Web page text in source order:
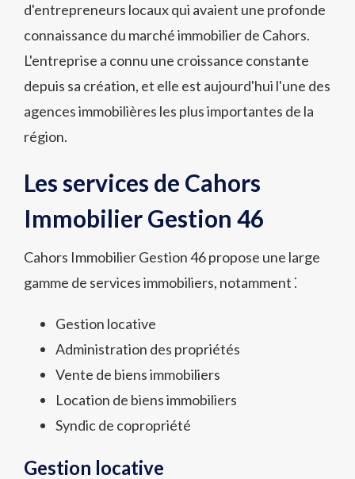
d'entrepreneurs locaux qui avaient une profonde
connaissance du marché immobilier de Cahors.
L'entreprise a connu une croissance constante
depuis sa création, et elle est aujourd'hui l'une des
agences immobilières les plus importantes de la
région.
Les services de Cahors
Immobilier Gestion 46
Cahors Immobilier Gestion 46 propose une large
gamme de services immobiliers, notamment ⁚
Gestion locative
Administration des propriétés
Vente de biens immobiliers
Location de biens immobiliers
Syndic de copropriété
Gestion locative